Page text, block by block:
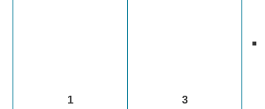
1 3